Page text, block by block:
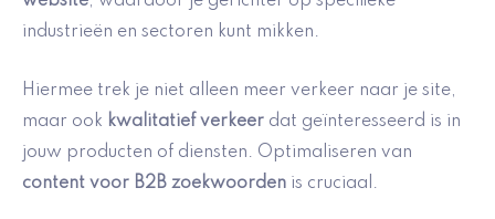
industrieën en sectoren kunt mikken.
Hiermee trek je niet alleen meer verkeer naar je site,
maar ook kwalitatief verkeer dat geïnteresseerd is in
jouw producten of diensten. Optimaliseren van
content voor B2B zoekwoorden is cruciaal.